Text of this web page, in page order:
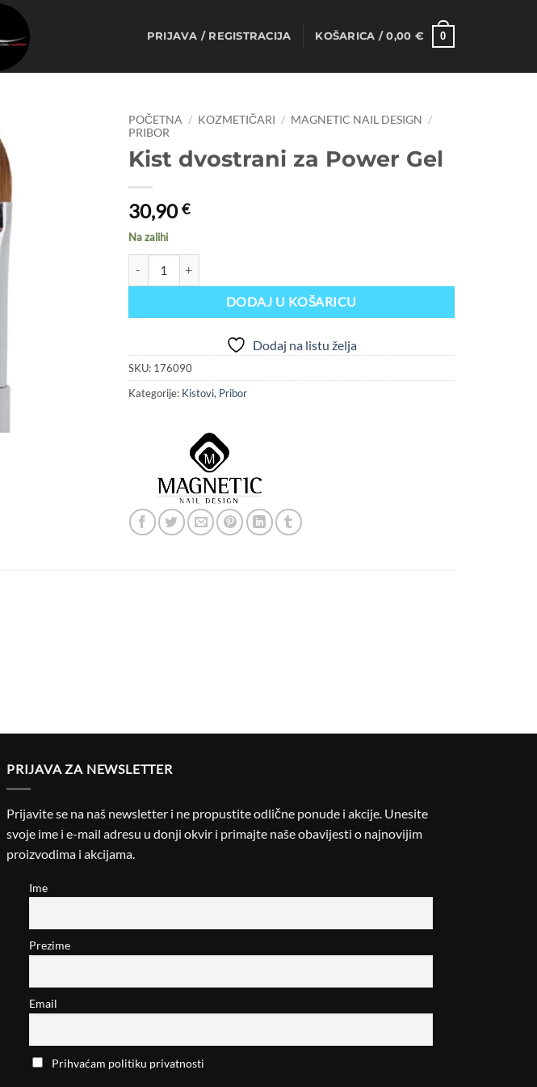
PRIJAVA / REGISTRACIJA KOŠARICA /0,00 € 0
POČETNA / KOZMETIČARI / MAGNETIC NAIL DESIGN /
PRIBOR
Kist dvostrani za Power Gel
30,90€
Na zalihi
DODAJ U KOŠARICU
Dodaj na listu želja
SKU: 176090
Kategorije: Kistovi, Pribor
PRIJAVA ZA NEWSLETTER
Prijavite se na naš newsletter i ne propustite odlične ponude i akcije. Unesite
svoje ime i e-mail adresu u donji okvir i primajte naše obavijesti o najnovijim
proizvodima i akcijama.
Ime
Prezime
Email
Prihvaćam politiku privatnosti